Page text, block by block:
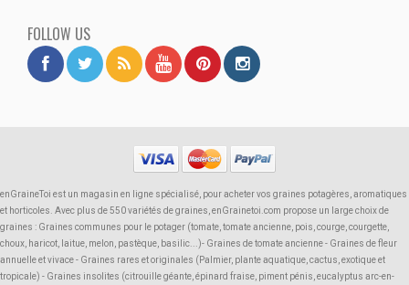
FOLLOW US
enGraineToi est un magasin en ligne spécialisé, pour acheter vos graines potagères, aromatiques
et horticoles. Avec plus de 550 variétés de graines, enGrainetoi.com propose un large choix de
graines : Graines communes pour le potager (tomate, tomate ancienne, pois, courge, courgette,
choux, haricot, laitue, melon, pastèque, basilic...)- Graines de tomate ancienne - Graines de fleur
annuelle et vivace - Graines rares et originales (Palmier, plante aquatique, cactus, exotique et
tropicale) - Graines insolites (citrouille géante, épinard fraise, piment pénis, eucalyptus arc-en-